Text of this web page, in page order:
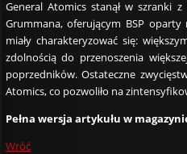
General Atomics stanął w szranki
Grummana, oferującym BSP
miały charakteryzować się:
zdolnością do przenoszenia
poprzedników. Ostateczne
Atomics, co pozwoliło na
Pełna wersja artykułu w
Wróć